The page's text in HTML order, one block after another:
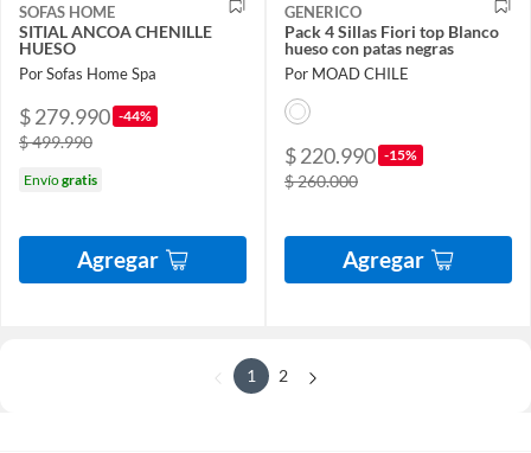
SOFAS HOME
SITIAL ANCOA CHENILLE
HUESO
Por Sofas Home Spa
$ 279.990 -44%
$ 499.990
Envíogratis
Agregar
GENERICO
Pack 4 Sillas Fiori top Blanco
hueso con patas negras
Por MOAD CHILE
$ 220.990 -15%
$ 260.000
Agregar
1 2